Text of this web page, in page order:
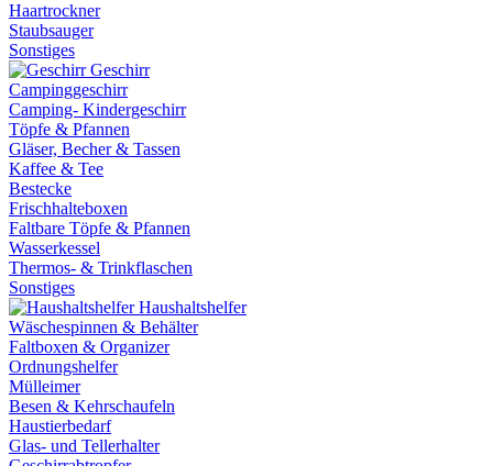
Haartrockner
Staubsauger
Sonstiges
Geschirr
Campinggeschirr
Camping- Kindergeschirr
Töpfe & Pfannen
Gläser, Becher & Tassen
Kaffee & Tee
Bestecke
Frischhalteboxen
Faltbare Töpfe & Pfannen
Wasserkessel
Thermos- & Trinkflaschen
Sonstiges
Haushaltshelfer
Wäschespinnen & Behälter
Faltboxen & Organizer
Ordnungshelfer
Mülleimer
Besen & Kehrschaufeln
Haustierbedarf
Glas- und Tellerhalter